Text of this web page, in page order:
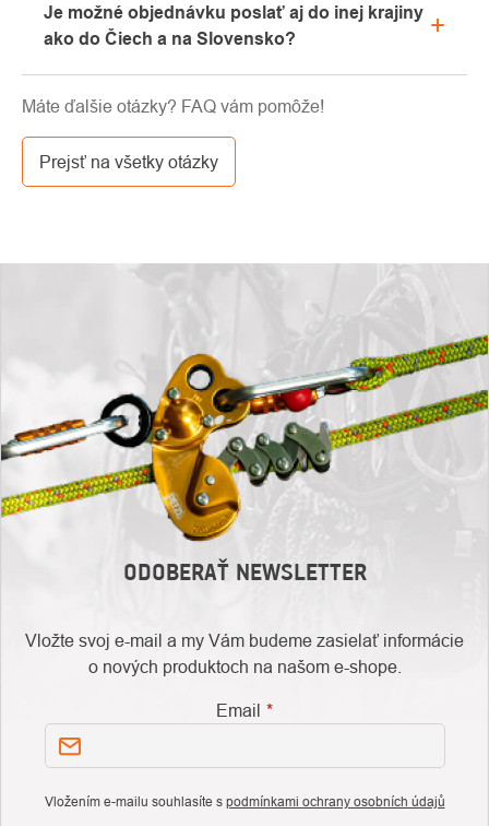
záložku „hromadné“ alebo „SPAM“, veľmi často tu e-
mail s kódom končí. Ak ste aj napriek tomu svoj
info@pavouci.cz.
Je možné objednávku poslať aj do inej krajiny
ako do Čiech a na Slovensko?
cez GLS. Cena tejto dopravy je podľa kalkulácie od
dopravcu.
Máte ďalšie otázky? FAQ vám pomôže!
Prejsť na všetky otázky
ODOBERAŤ NEWSLETTER
Vložte svoj e-mail a my Vám budeme zasielať informácie
o nových produktoch na našom e-shope.
Email
Vložením e-mailu souhlasíte s podmínkami ochrany osobních údajů